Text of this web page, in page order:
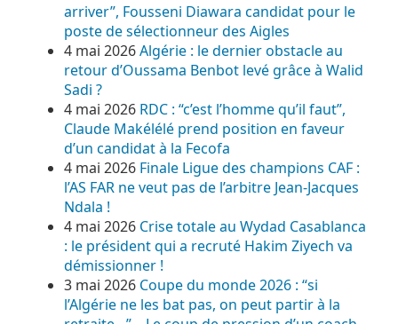
arriver”, Fousseni Diawara candidat pour le
poste de sélectionneur des Aigles
4 mai 2026Algérie : le dernier obstacle au
retour d’Oussama Benbot levé grâce à Walid
Sadi ?
4 mai 2026 RDC : “c’est l’homme qu’il faut”,
Claude Makélélé prend position en faveur
d’un candidat à la Fecofa
4 mai 2026 Finale Ligue des champions CAF :
l’AS FAR ne veut pas de l’arbitre Jean-Jacques
Ndala !
4 mai 2026 Crise totale au Wydad Casablanca
: le président qui a recruté Hakim Ziyech va
démissionner !
3 mai 2026 Coupe du monde 2026 : “si
l’Algérie ne les bat pas, on peut partir à la